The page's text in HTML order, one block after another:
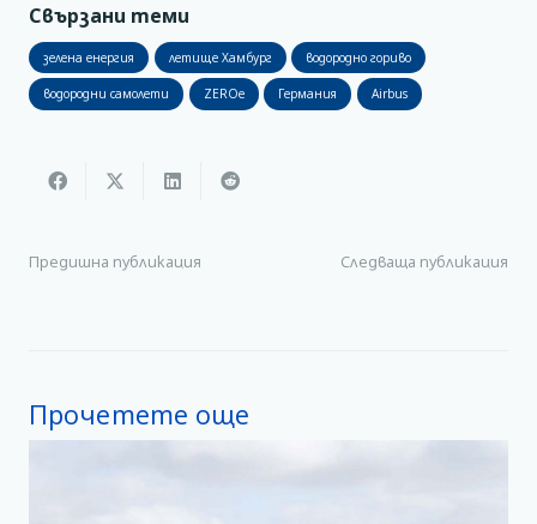
Свързани теми
зелена енергия летище Хамбург водородно гориво
водородни самолети ZEROe Германия Airbus
Предишна публикация Следваща публикация
Прочетете още